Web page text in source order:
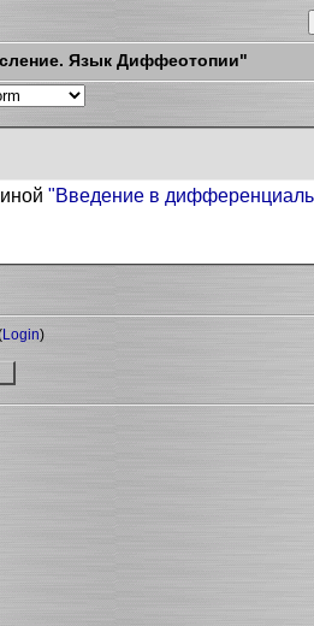
Язык Диффеотопии"
"Введение в
Login)